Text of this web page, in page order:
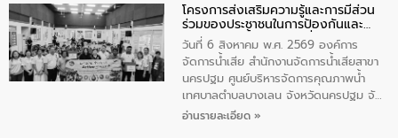
ประชาชน ตัวแทนจากโรงแรมต่างๆ ในเขต
เทศบาลตำบลราไวย์ ศูนย์บริหารจัดการ
คุณภาพน้ำเทศบาลตำบลราไวย์ นำโดยนาย
น้อย แก้วเศษ ผู้จัดการสำนักงานจัดการน้ำ
เสียสาขาภูเก็ต พร้อมด้วยเจ้าหน้าที่ จำนวน
5 คน ร่วมทำกิจกรรม ทำความสะอาด
ชายหาดและแหล่งท่องเที่ยว ณ บริเวณ
โครงการส่งเสริมความรู้และการมีส่วน
ร่วมของประชาชนในการป้องกันและ
แก้ไขปัญหาน้ำเสียอย่างยั่งยืน
วันที่ 6 สิงหาคม พ.ศ. 2569 องค์การ
จัดการน้ำเสีย สำนักงานจัดการน้ำเสียสาขา
นครปฐม ศูนย์บริหารจัดการคุณภาพน้ำ
เทศบาลตำบลบางเลน จังหวัดนครปฐม จัด
กิจกรรมภายใต้โครงการส่งเสริมความรู้และ
อ่านรายละเอียด »